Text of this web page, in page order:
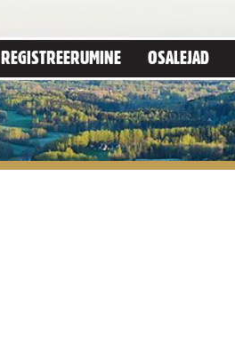
REGISTREERUMINE OSALEJAD